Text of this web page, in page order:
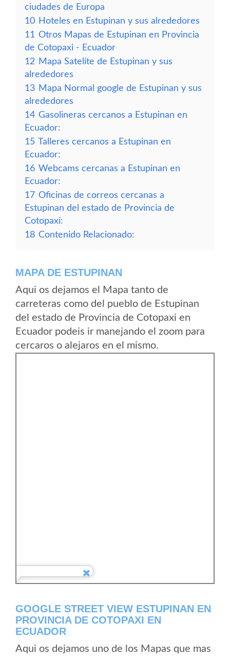
ciudades de Europa
10 Hoteles en Estupinan y sus alrededores
11 Otros Mapas de Estupinan en Provincia
de Cotopaxi - Ecuador
12 Mapa Satelite de Estupinan y sus
alrededores
13 Mapa Normal google de Estupinan y sus
alrededores
14 Gasolineras cercanos a Estupinan en
Ecuador:
15 Talleres cercanos a Estupinan en
Ecuador:
16 Webcams cercanas a Estupinan en
Ecuador:
17 Oficinas de correos cercanas a
Estupinan del estado de Provincia de
Cotopaxi:
18 Contenido Relacionado:
MAPA DE ESTUPINAN
Aqui os dejamos el Mapa tanto de
carreteras como del pueblo de Estupinan
del estado de Provincia de Cotopaxi en
Ecuador podeis ir manejando el zoom para
cercaros o alejaros en el mismo.
GOOGLE STREET VIEW ESTUPINAN EN
PROVINCIA DE COTOPAXI EN
ECUADOR
Aqui os dejamos uno de los Mapas que mas